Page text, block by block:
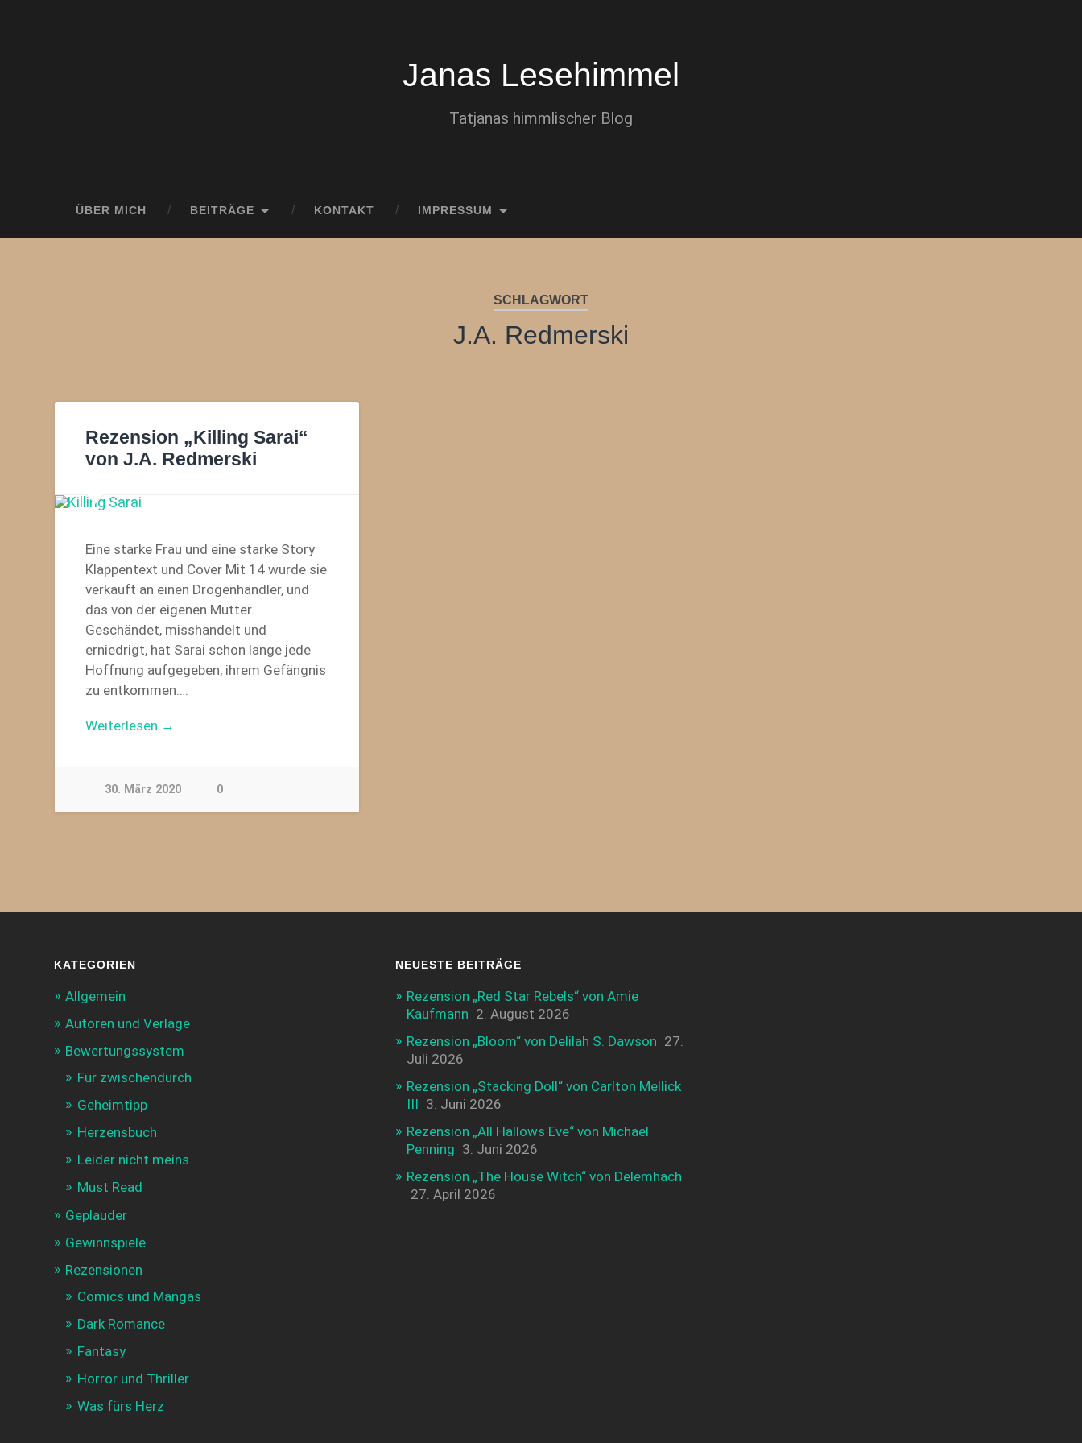
Janas Lesehimmel
Tatjanas himmlischer Blog
ÜBER MICH BEITRÄGE KONTAKT IMPRESSUM
SCHLAGWORT
J.A. Redmerski
Rezension „Killing Sarai“
von J.A. Redmerski
Eine starke Frau und eine starke Story
Klappentext und Cover Mit 14 wurde sie
verkauft an einen Drogenhändler, und
das von der eigenen Mutter.
Geschändet, misshandelt und
erniedrigt, hat Sarai schon lange jede
Hoffnung aufgegeben, ihrem Gefängnis
zu entkommen….
Weiterlesen →
30. März 2020 0
KATEGORIEN
Allgemein
Autoren und Verlage
Bewertungssystem
Für zwischendurch
Geheimtipp
Herzensbuch
Leider nicht meins
Must Read
Geplauder
Gewinnspiele
Rezensionen
Comics und Mangas
Dark Romance
Fantasy
Horror und Thriller
Was fürs Herz
NEUESTE BEITRÄGE
Rezension „Red Star Rebels“ von Amie
Kaufmann 2. August 2026
Rezension „Bloom“ von Delilah S. Dawson 27.
Juli 2026
Rezension „Stacking Doll“ von Carlton Mellick
III 3. Juni 2026
Rezension „All Hallows Eve“ von Michael
Penning 3. Juni 2026
Rezension „The House Witch“ von Delemhach
27. April 2026